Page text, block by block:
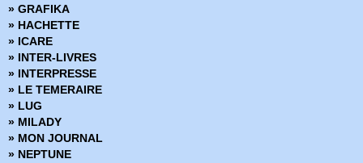
» GRAFIKA
» HACHETTE
» ICARE
» INTER-LIVRES
» INTERPRESSE
» LE TEMERAIRE
» LUG
» MILADY
» MON JOURNAL
» NEPTUNE